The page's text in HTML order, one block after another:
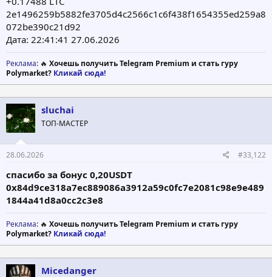
2e1496259b5882fe3705d4c2566c1c6f438f1654355ed259a8
072be390c21d92
Дата: 22:41:41 27.06.2026
Реклама: 🔥 Хочешь получить Telegram Premium и стать гуру
Polymarket? Кликай сюда!
sluchai
ТОП-МАСТЕР
28.06.2026 #33,122
спасибо за бонус 0,20USDT
0x84d9ce318a7ec889086a3912a59c0fc7e2081c98e9e489
1844a41d8a0cc2c3e8
Реклама: 🔥 Хочешь получить Telegram Premium и стать гуру
Polymarket? Кликай сюда!
Micedanger